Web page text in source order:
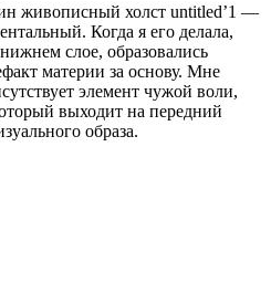
живописный холст untitled’1 —
Когда я его делала,
слое, образовались
материи за основу. Мне
элемент чужой воли,
выходит на передний
образа.